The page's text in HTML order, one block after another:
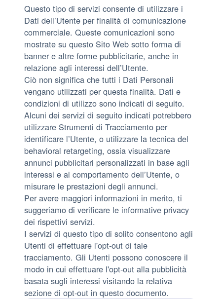
Questo tipo di servizi consente di utilizzare i
Dati dell’Utente per finalità di comunicazione
commerciale. Queste comunicazioni sono
mostrate su questo Sito Web sotto forma di
banner e altre forme pubblicitarie, anche in
relazione agli interessi dell’Utente.
Ciò non significa che tutti i Dati Personali
vengano utilizzati per questa finalità. Dati e
condizioni di utilizzo sono indicati di seguito.
Alcuni dei servizi di seguito indicati potrebbero
utilizzare Strumenti di Tracciamento per
identificare l’Utente, o utilizzare la tecnica del
behavioral retargeting, ossia visualizzare
annunci pubblicitari personalizzati in base agli
interessi e al comportamento dell’Utente, o
misurare le prestazioni degli annunci.
Per avere maggiori informazioni in merito, ti
suggeriamo di verificare le informative privacy
dei rispettivi servizi.
I servizi di questo tipo di solito consentono agli
Utenti di effettuare l'opt-out di tale
tracciamento. Gli Utenti possono conoscere il
modo in cui effettuare l'opt-out alla pubblicità
basata sugli interessi visitando la relativa
sezione di opt-out in questo documento.